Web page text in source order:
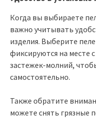
Когда вы выбираете
важно учитывать
изделия. Выберите
фиксируются на
застежек-молний,
самостоятельно.
Также обратите
можете снять грязные